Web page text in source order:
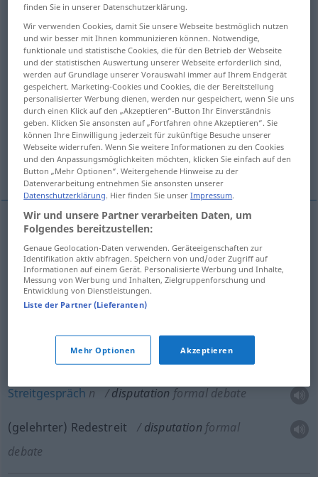
Übersicht aller Übersetzungen
(Für mehr Details die Übersetzung anklicken/antippen)
Disput, Wortstreit, Kontroverse
Disputation, Streitgespräch, gelehrter
Redestreit
Unterhaltung
Wortstreitm disputationargument
Kontroversef disputation
Disputation disputation formal debate
Streitgespräch n disputation formal debate
(gelehrter) Redestreit disputation formal
debate
finden Sie in unserer Datenschutzerklärung.
Wir verwenden Cookies, damit Sie unsere Webseite bestmöglich nutzen
und wir besser mit Ihnen kommunizieren können. Notwendige,
funktionale und statistische Cookies, die für den Betrieb der Webseite
und der statistischen Auswertung unserer Webseite erforderlich sind,
werden auf Grundlage unserer Vorauswahl immer auf Ihrem Endgerät
gespeichert. Marketing-Cookies und Cookies, die der Bereitstellung
personalisierter Werbung dienen, werden nur gespeichert, wenn Sie uns
durch einen Klick auf den „Akzeptieren“-Button Ihr Einverständnis
geben. Klicken Sie ansonsten auf „Fortfahren ohne Akzeptieren“. Sie
können Ihre Einwilligung jederzeit für zukünftige Besuche unserer
Webseite widerrufen. Wenn Sie weitere Informationen zu den Cookies
und den Anpassungsmöglichkeiten möchten, klicken Sie einfach auf den
Button „Mehr Optionen“. Weitergehende Hinweise zu der
Datenverarbeitung entnehmen Sie ansonsten unserer
Datenschutzerklärung. Hier finden Sie unserImpressum.
Wir und unsere Partner verarbeiten Daten, um
Folgendes bereitzustellen:
Genaue Geolocation-Daten verwenden. Geräteeigenschaften zur
Identifikation aktiv abfragen. Speichern von und/oder Zugriff auf
Informationen auf einem Gerät. Personalisierte Werbung und Inhalte,
Messung von Werbung und Inhalten, Zielgruppenforschung und
Entwicklung von Dienstleistungen.
Liste der Partner (Lieferanten)
Mehr Optionen Akzeptieren